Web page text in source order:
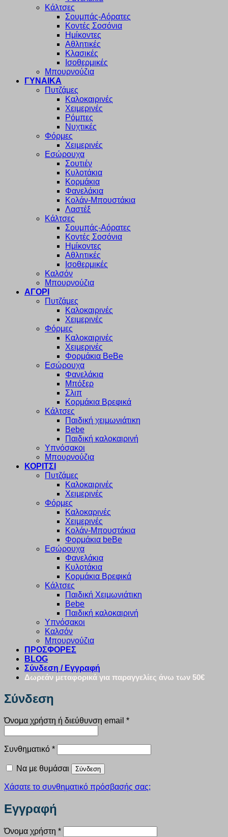
Κάλτσες
Σουμπάς-Αόρατες
Κοντές Σοσόνια
Ημίκοντες
Αθλητικές
Κλασικές
Ισοθερμικές
Μπουρνούζια
ΓΥΝΑΙΚΑ
Πυτζάμες
Καλοκαιρινές
Χειμερινές
Ρόμπες
Νυχτικές
Φόρμες
Χειμερινές
Εσώρουχα
Σουτιέν
Κυλοτάκια
Κορμάκια
Φανελάκια
Κολάν-Μπουστάκια
Λαστέξ
Κάλτσες
Σουμπάς-Αόρατες
Κοντές Σοσόνια
Ημίκοντες
Αθλητικές
Ισοθερμικές
Καλσόν
Μπουρνούζια
ΑΓΟΡΙ
Πυτζάμες
Καλοκαιρινές
Χειμερινές
Φόρμες
Καλοκαιρινές
Χειμερινές
Φορμάκια BeBe
Εσώρουχα
Φανελάκια
Μπόξερ
Σλιπ
Κορμάκια Βρεφικά
Κάλτσες
Παιδική χειμωνιάτικη
Bebe
Παιδική καλοκαιρινή
Υπνόσακοι
Μπουρνούζια
ΚΟΡΙΤΣΙ
Πυτζάμες
Καλοκαιρινές
Χειμερινές
Φόρμες
Καλοκαρινές
Χειμερινές
Κολάν-Μπουστάκια
Φορμάκια beBe
Εσώρουχα
Φανελάκια
Κυλοτάκια
Κορμάκια Βρεφικά
Κάλτσες
Παιδική Χειμωνιάτικη
Bebe
Παιδική καλοκαιρινή
Υπνόσακοι
Καλσόν
Μπουρνούζια
ΠΡΟΣΦΟΡΕΣ
BLOG
Σύνδεση / Εγγραφή
Δωρεάν μεταφορικά για παραγγελίες άνω των 50€
Σύνδεση
Όνομα χρήστη ή διεύθυνση email *Απαιτείται
Συνθηματικό *Απαιτείται
Να με θυμάσαι Σύνδεση
Χάσατε το συνθηματικό πρόσβασής σας;
Εγγραφή
Όνομα χρήστη *Απαιτείται